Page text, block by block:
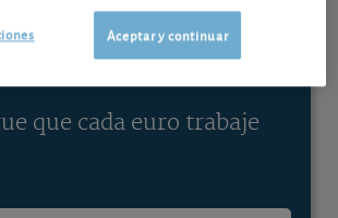
tu dinero con visión
que cada euro trabaje
Aceptar y continuar